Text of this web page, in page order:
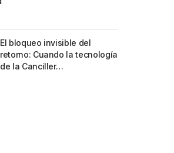
El bloqueo invisible del
retorno: Cuando la tecnología
de la Canciller…